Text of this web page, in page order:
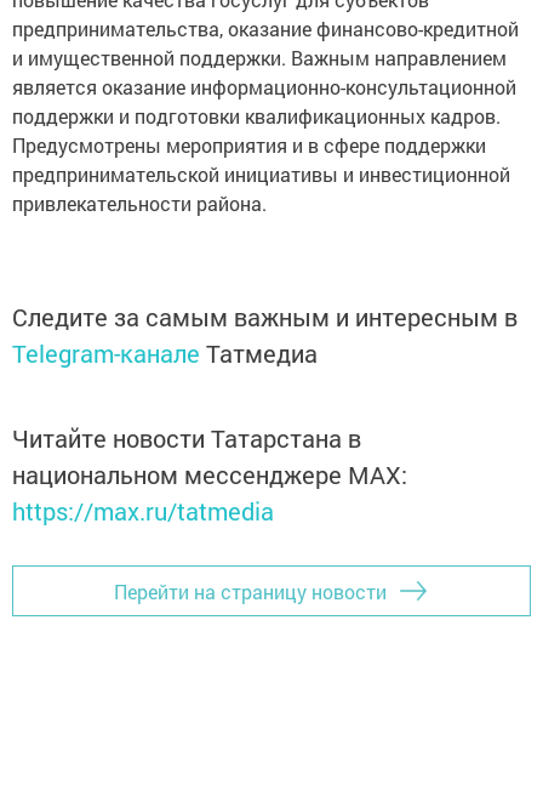
предпринимательства, оказание финансово-кредитной
и имущественной поддержки. Важным направлением
является оказание информационно-консультационной
поддержки и подготовки квалификационных кадров.
Предусмотрены мероприятия и в сфере поддержки
предпринимательской инициативы и инвестиционной
привлекательности района.
Следите за самым важным и интересным в
Telegram-канале Татмедиа
Читайте новости Татарстана в
национальном мессенджере MАХ:
https://max.ru/tatmedia
Перейти на страницу новости